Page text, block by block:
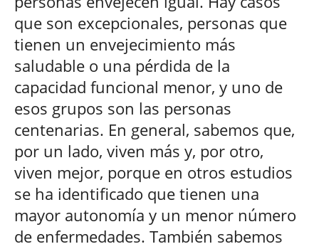
que son excepcionales, personas que
tienen un envejecimiento más
saludable o una pérdida de la
capacidad funcional menor, y uno de
esos grupos son las personas
centenarias. En general, sabemos que,
por un lado, viven más y, por otro,
viven mejor, porque en otros estudios
se ha identificado que tienen una
mayor autonomía y un menor número
de enfermedades. También sabemos